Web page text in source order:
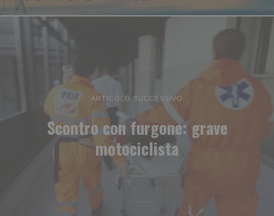
ARTICOLO SUCCESSIVO
Scontro con furgone: grave
motociclista